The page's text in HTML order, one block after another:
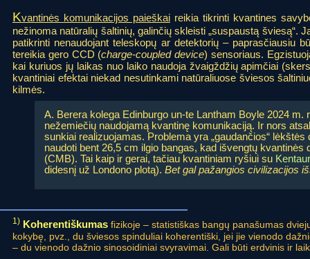
Kvantinės komunikacijos paieškaireikia tikrinti kvantines
nežinoma natūralių šaltinių, galinčių skleisti „suspaustą šviesą“.
patikrinti nenaudojant teleskopų ar detektorių – paprasčiausiu
tereikia gero CCD (charge-coupled device) sensoriaus.
kai kuriuos jų laikas nuo laiko naudoja žvaigždžių apimčiai
kvantiniai efektai niekad nesutinkami natūraliuose šviesos
kilmės.
A. Berera kolega Edinburgo un-te Lantham Boyle 2024
nežemiečių naudojamą kvantinę komunikaciją. Ir nors
sunkiai realizuojamas. Problema yra „gaudančios“
naudoti bent 26,5 cm ilgio bangas, kad išvengtų kvantinės
(CMB). Tai kaip ir gerai, tačiau kvantiniam ryšiui su
didesnį už Londono plotą). Bet gal pažangios civilizacijos
1) Koherentiškumas fizikoje – statistiškas bangų panašumas
kokybę, pvz., du šviesos spinduliai koherentiški, jei jie vienodo
– du vienodo dažnio sinosoidiniai svyravimai. Gali būti erdvinis ir